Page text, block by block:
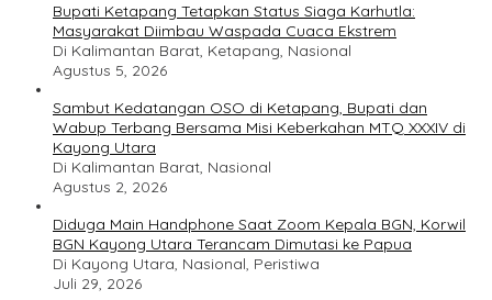
Bupati Ketapang Tetapkan Status Siaga Karhutla:
Masyarakat Diimbau Waspada Cuaca Ekstrem
Di Kalimantan Barat, Ketapang, Nasional
Agustus 5, 2026
Sambut Kedatangan OSO di Ketapang, Bupati dan
Wabup Terbang Bersama Misi Keberkahan MTQ XXXIV di
Kayong Utara
Di Kalimantan Barat, Nasional
Agustus 2, 2026
Diduga Main Handphone Saat Zoom Kepala BGN, Korwil
BGN Kayong Utara Terancam Dimutasi ke Papua
Di Kayong Utara, Nasional, Peristiwa
Juli 29, 2026